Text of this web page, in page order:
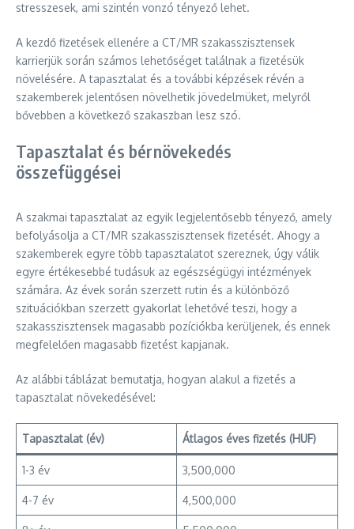
stresszesek, ami szintén vonzó tényező lehet.
A kezdő fizetések ellenére a CT/MR szakasszisztensek
karrierjük során számos lehetőséget találnak a fizetésük
növelésére. A tapasztalat és a további képzések révén a
szakemberek jelentősen növelhetik jövedelmüket, melyről
bővebben a következő szakaszban lesz szó.
Tapasztalat és bérnövekedés
összefüggései
A szakmai tapasztalat az egyik legjelentősebb tényező, amely
befolyásolja a CT/MR szakasszisztensek fizetését. Ahogy a
szakemberek egyre több tapasztalatot szereznek, úgy válik
egyre értékesebbé tudásuk az egészségügyi intézmények
számára. Az évek során szerzett rutin és a különböző
szituációkban szerzett gyakorlat lehetővé teszi, hogy a
szakasszisztensek magasabb pozíciókba kerüljenek, és ennek
megfelelően magasabb fizetést kapjanak.
Az alábbi táblázat bemutatja, hogyan alakul a fizetés a
tapasztalat növekedésével:
Tapasztalat (év) Átlagos éves fizetés (HUF)
1-3 év 3,500,000
4-7 év 4,500,000